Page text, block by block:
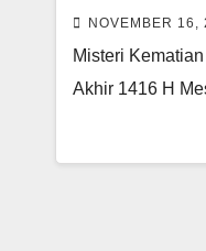
NOVEMBER 16,
Misteri
Akhir 1416 H